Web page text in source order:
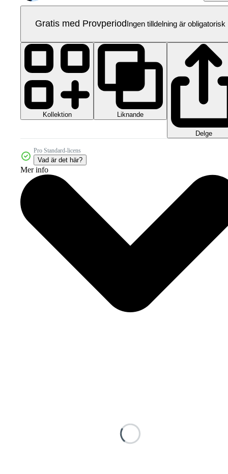
Gratis med ProvperiodIngen tilldelning är obligatorisk
Kollektion Liknande
Delge
Pro Standard-licens
Vad är det här?
Mer info